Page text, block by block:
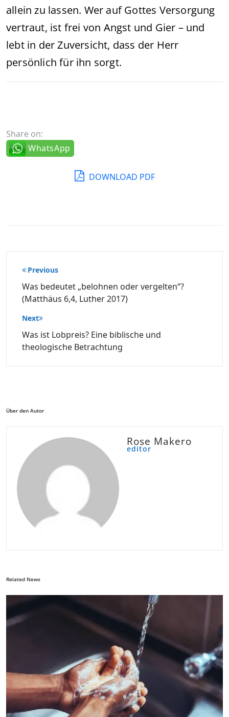
allein zu lassen. Wer auf Gottes Versorgung
vertraut, ist frei von Angst und Gier – und
lebt in der Zuversicht, dass der Herr
persönlich für ihn sorgt.
Share on:
WhatsApp
DOWNLOAD PDF
Beitragsnavigation
Previous
Was bedeutet „belohnen oder vergelten“?
(Matthäus 6,4, Luther 2017)
Next
Was ist Lobpreis? Eine biblische und
theologische Betrachtung
Über den Autor
Rose Makero
editor
Related News